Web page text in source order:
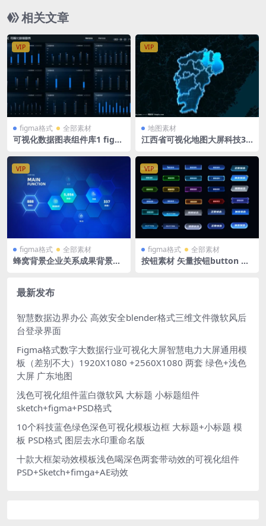
相关文章
VIP
figma格式 全部素材
可视化数据图表组件库1 figm
VIP
地图素材
江西省可视化地图大屏科技3D
钢笔路径分层
VIP
figma格式 全部素材
蜂窝背景企业关系成果背景墙
VIP
figma格式 全部素材
按钮素材 矢量按钮button 可
最新发布
智慧数据边界办公 高效安全blender格式三维文件微软风后
台登录界面
Figma格式数字大数据行业可视化大屏智慧电力大屏通用模
板（差别不大）1920X1080 +2560X1080 两套 绿色+浅色
大屏 广东地图
浅色可视化组件蓝白微软风 大标题 小标题组件
sketch+figma+PSD格式
10个科技蓝色绿色深色可视化模板边框 大标题+小标题 模
板 PSD格式 图层去水印重命名版
十款大框架动效模板浅色喝深色两套带动效的可视化组件
PSD+Sketch+fimga+AE动效